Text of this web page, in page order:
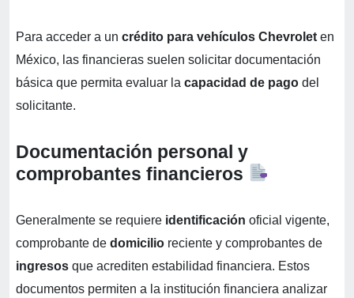
Para acceder a un crédito para vehículos Chevrolet en
México, las financieras suelen solicitar documentación
básica que permita evaluar la capacidad de pago del
solicitante.
Documentación personal y
comprobantes financieros
Generalmente se requiere identificación oficial vigente,
comprobante de domicilio reciente y comprobantes de
ingresos que acrediten estabilidad financiera. Estos
documentos permiten a la institución financiera analizar